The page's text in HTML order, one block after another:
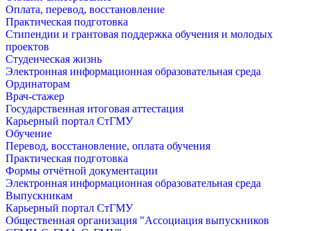
Оплата, перевод, восстановление
Практическая подготовка
Стипендии и грантовая поддержка обучения и молодых
проектов
Студенческая жизнь
Электронная информационная образовательная среда
Ординаторам
Врач-стажер
Государственная итоговая аттестация
Карьерный портал СтГМУ
Обучение
Перевод, восстановление, оплата обучения
Практическая подготовка
Формы отчётной документации
Электронная информационная образовательная среда
Выпускникам
Карьерный портал СтГМУ
Общественная организация "Ассоциация выпускников